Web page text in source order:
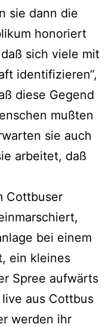
sie dann die
honoriert
sich viele mit
identifizieren“,
diese Gegend
mußten
sie auch
arbeitet, daß
Cottbuser
bei einem
ein kleines
Spree aufwärts
aus Cottbus
werden ihr